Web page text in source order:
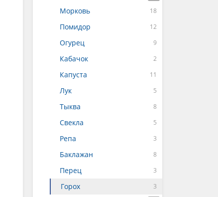
Морковь
Помидор
Огурец
Кабачок
Капуста
Лук
Тыква
Свекла
Репа
Баклажан
Перец
Горох